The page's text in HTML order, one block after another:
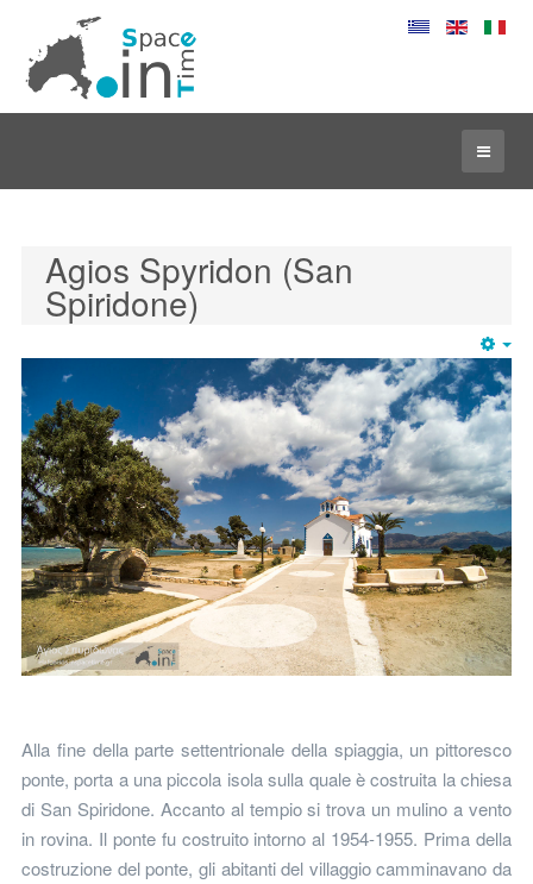
Agios Spyridon (San
Spiridone)
Alla fine della parte settentrionale della spiaggia, un pittoresco
ponte, porta a una piccola isola sulla quale è costruita la chiesa
di San Spiridone. Accanto al tempio si trova un mulino a vento
in rovina. Il ponte fu costruito intorno al 1954-1955. Prima della
costruzione del ponte, gli abitanti del villaggio camminavano da